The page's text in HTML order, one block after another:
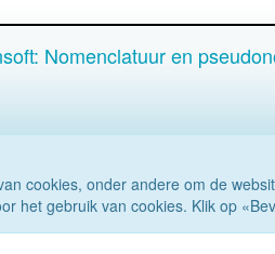
Nomenclatuur en
cookies, onder andere om de
het gebruik van cookies. Klik op